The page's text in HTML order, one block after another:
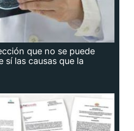
que no se puede
sí las causas que la